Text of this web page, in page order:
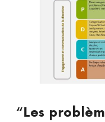
“Les